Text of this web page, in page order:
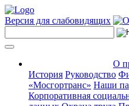
Версия для слабовидящих
О
История Руководство
«Мосгортранс» Наши
Корпоративная